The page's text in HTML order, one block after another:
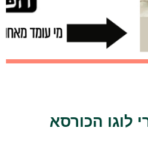
לוגו הכורסא